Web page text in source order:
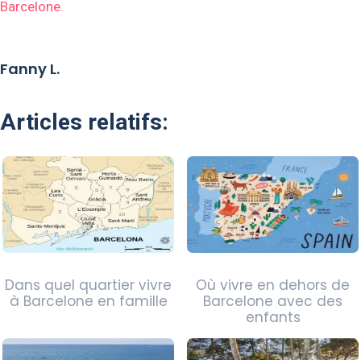
Barcelone.
Fanny L.
Articles relatifs:
Dans quel quartier vivre
à Barcelone en famille
Où vivre en dehors de
Barcelone avec des
enfants